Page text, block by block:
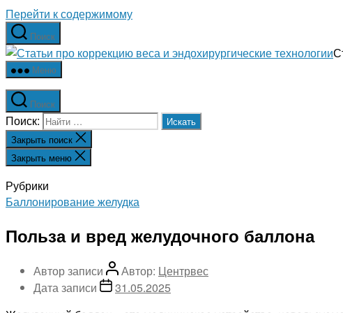
Перейти к содержимому
Поиск
Меню
Поиск
Поиск:
Закрыть поиск
Закрыть меню
Рубрики
Баллонирование желудка
Польза и вред желудочного баллона
Автор записи Автор: Центрвес
Дата записи
31.05.2025